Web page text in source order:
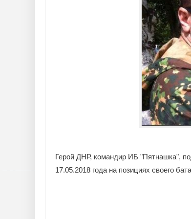
Герой ДНР, командир ИБ "Пятнашка",
17.05.2018 года на позициях своего